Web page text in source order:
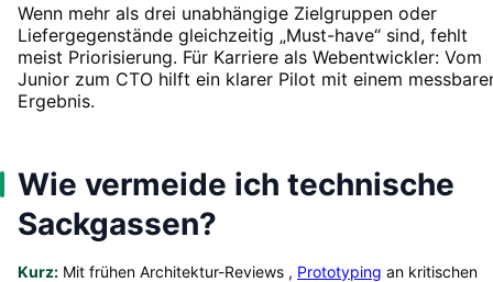
Wenn mehr als drei unabhängige Zielgruppen oder
Liefergegenstände gleichzeitig „Must-have“ sind, fehlt
meist Priorisierung. Für Karriere als Webentwickler: Vom
Junior zum CTO hilft ein klarer Pilot mit einem
Ergebnis.
Wie vermeide ich technische
Sackgassen?
Kurz: Mit frühen Architektur-Reviews , Prototyping an kritischen